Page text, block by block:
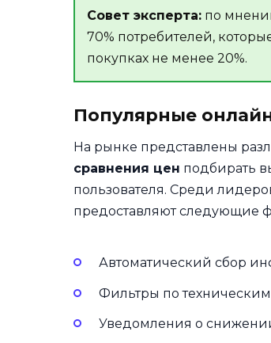
Совет эксперта: по
70% потребителей,
покупках не менее 20%.
Популярные
На рынке представлены
сравнения цен подбирать
пользователя. Среди
предоставляют следующие
Автоматический сбор
Фильтры по
Уведомления о